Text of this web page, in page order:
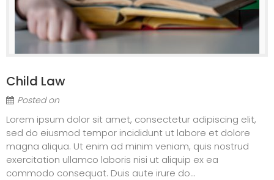
Child Law
Posted on
Lorem ipsum dolor sit amet, consectetur adipiscing elit,
sed do eiusmod tempor incididunt ut labore et dolore
magna aliqua. Ut enim ad minim veniam, quis nostrud
exercitation ullamco laboris nisi ut aliquip ex ea
commodo consequat. Duis aute irure do...